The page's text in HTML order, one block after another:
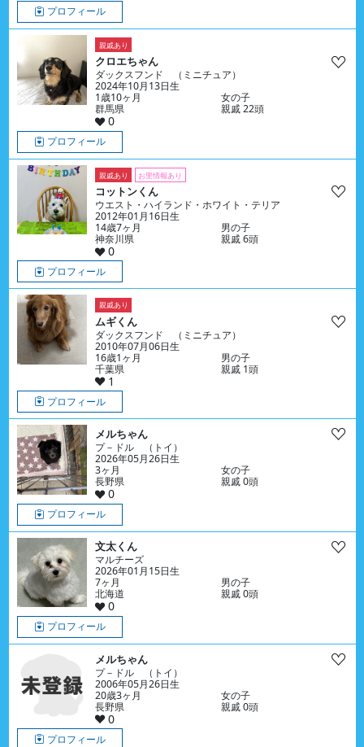
プロフィール
親戚あり
クロエちゃん
ダックスフンド （ミニチュア）
2024年10月13日生
1歳10ヶ月
女の子
群馬県
親戚 22頭
0
プロフィール
親戚あり お里情報あり
コットンくん
ウエスト・ハイランド・ホワイト・テリア
2012年01月16日生
14歳7ヶ月
男の子
神奈川県
親戚 6頭
0
プロフィール
親戚あり
ムギくん
ダックスフンド （ミニチュア）
2010年07月06日生
16歳1ヶ月
男の子
千葉県
親戚 1頭
1
プロフィール
メルちゃん
プ－ドル （トイ）
2026年05月26日生
3ヶ月
女の子
長野県
親戚 0頭
0
プロフィール
文太くん
マルチーズ
2026年01月15日生
7ヶ月
男の子
北海道
親戚 0頭
0
プロフィール
メルちゃん
プ－ドル （トイ）
2006年05月26日生
20歳3ヶ月
女の子
長野県
親戚 0頭
0
プロフィール